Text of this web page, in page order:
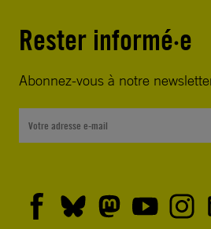
Rester informé·e
Abonnez-vous à notre